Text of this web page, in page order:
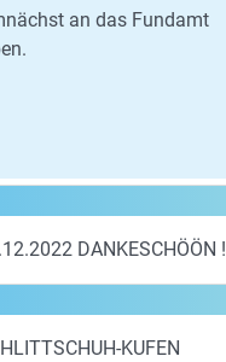
an das Fundamt
DANKESCHÖÖN !
KUFEN